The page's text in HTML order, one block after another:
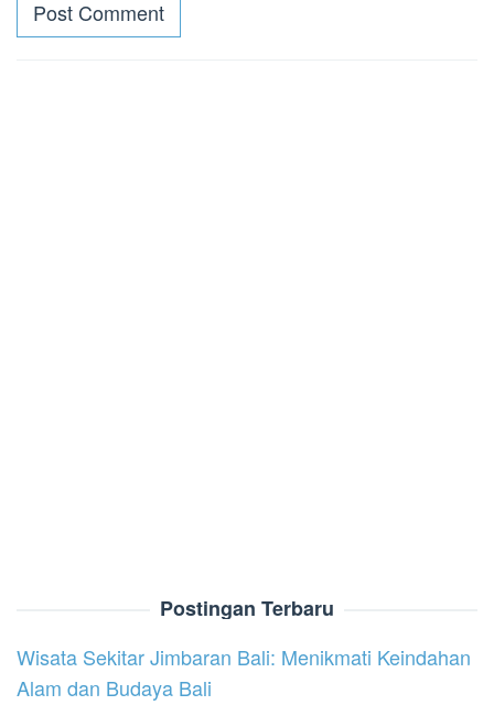
Postingan Terbaru
Wisata Sekitar Jimbaran Bali: Menikmati Keindahan
Alam dan Budaya Bali